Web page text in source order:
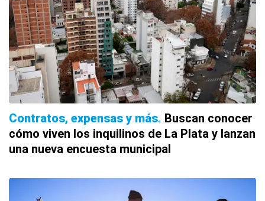
Contratos, expensas y más Buscan conocer
cómo viven los inquilinos de La Plata y lanzan
una nueva encuesta municipal